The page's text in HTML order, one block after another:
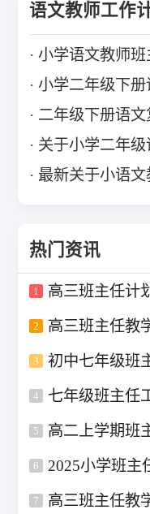
语文教师工作
小学语文教师
小学二年级下
二年级下册语
关于小学二年
最新关于小语
热门资讯
1 高三班主任计
2 高三班主任教
3 初中七年级班
4 七年级班主任
5 高二上学期班
6 2025小学班主
7 高三班主任教